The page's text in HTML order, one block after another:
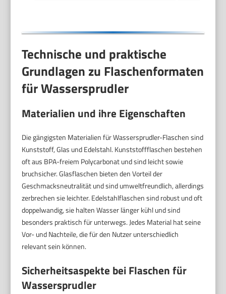
Technische und praktische
Grundlagen zu Flaschenformaten
für Wassersprudler
Materialien und ihre Eigenschaften
Die gängigsten Materialien für Wassersprudler-Flaschen sind
Kunststoff, Glas und Edelstahl. Kunststoffflaschen bestehen
oft aus BPA-freiem Polycarbonat und sind leicht sowie
bruchsicher. Glasflaschen bieten den Vorteil der
Geschmacksneutralität und sind umweltfreundlich, allerdings
zerbrechen sie leichter. Edelstahlflaschen sind robust und oft
doppelwandig, sie halten Wasser länger kühl und sind
besonders praktisch für unterwegs. Jedes Material hat seine
Vor- und Nachteile, die für den Nutzer unterschiedlich
relevant sein können.
Sicherheitsaspekte bei Flaschen für
Wassersprudler